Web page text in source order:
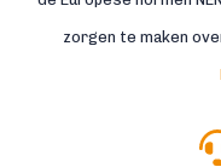
zorgen te maken